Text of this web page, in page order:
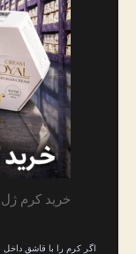
خرید کرم
اگر کرم را با قاشق